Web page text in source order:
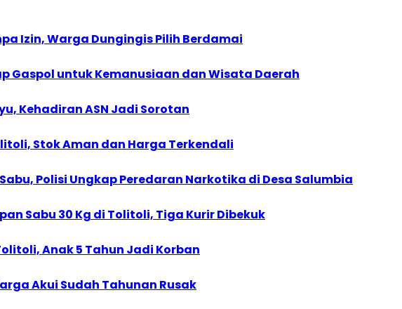
Izin, Warga Dungingis Pilih Berdamai
Gaspol untuk Kemanusiaan dan Wisata Daerah
Kehadiran ASN Jadi Sorotan
Stok Aman dan Harga Terkendali
Polisi Ungkap Peredaran Narkotika di Desa Salumbia
Sabu 30 Kg di Tolitoli, Tiga Kurir Dibekuk
Anak 5 Tahun Jadi Korban
Akui Sudah Tahunan Rusak